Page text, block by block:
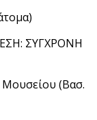
ΣΥΓΧΡΟΝΗ
Μουσείου (Βασ.